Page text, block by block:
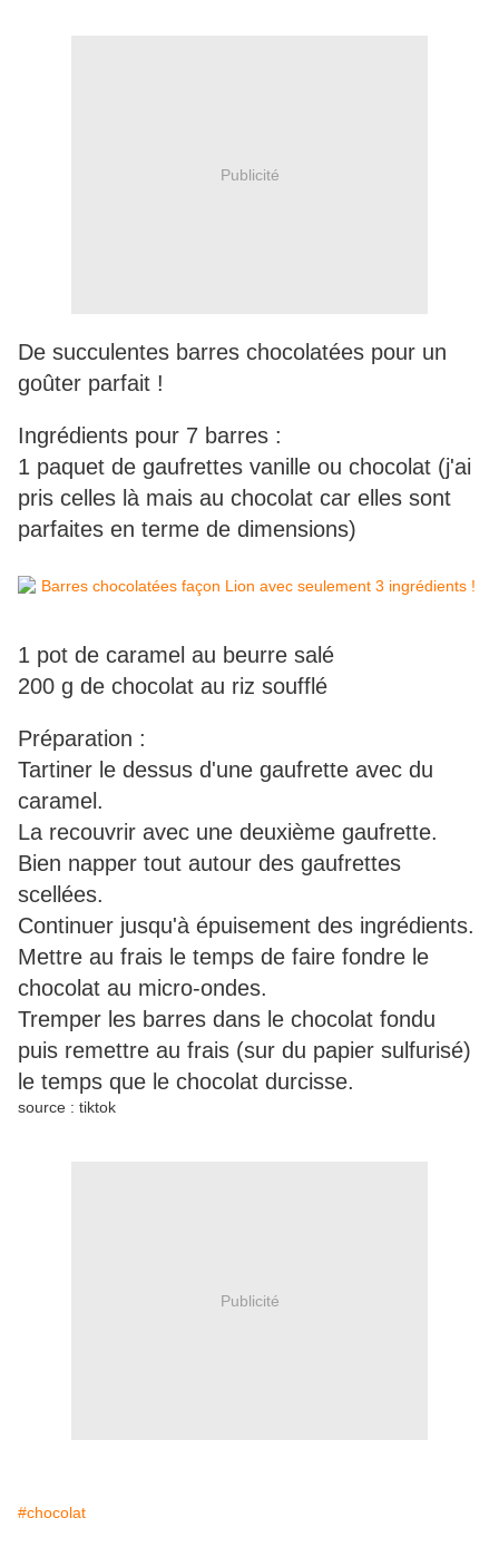
Publicité
De succulentes barres chocolatées pour un
goûter parfait !
Ingrédients pour 7 barres :
1 paquet de gaufrettes vanille ou chocolat (j'ai
pris celles là mais au chocolat car elles sont
parfaites en terme de dimensions)
1 pot de caramel au beurre salé
200 g de chocolat au riz soufflé
Préparation :
Tartiner le dessus d'une gaufrette avec du
caramel.
La recouvrir avec une deuxième gaufrette.
Bien napper tout autour des gaufrettes
scellées.
Continuer jusqu'à épuisement des ingrédients.
Mettre au frais le temps de faire fondre le
chocolat au micro-ondes.
Tremper les barres dans le chocolat fondu
puis remettre au frais (sur du papier sulfurisé)
le temps que le chocolat durcisse.
source : tiktok
Publicité
#chocolat